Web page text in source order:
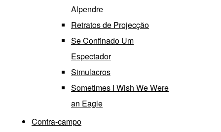
Alpendre
Retratos de Projecção
Se Confinado Um
Espectador
Simulacros
Sometimes I Wish We Were
an Eagle
Contra-campo